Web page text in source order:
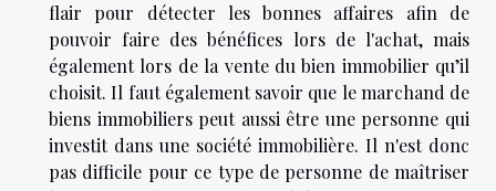
flair pour détecter les bonnes affaires afin de
pouvoir faire des bénéfices lors de l'achat, mais
également lors de la vente du bien immobilier qu’il
choisit. Il faut également savoir que le marchand de
biens immobiliers peut aussi être une personne qui
investit dans une société immobilière. Il n'est donc
pas difficile pour ce type de personne de maîtriser